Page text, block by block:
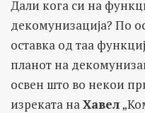
Дали кога си на
декомунизација? По
оставка од таа
планот на
освен што во некои
изреката наХавел